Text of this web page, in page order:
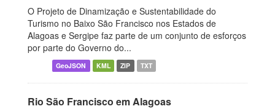
O Projeto de Dinamização e Sustentabilidade do
Turismo no Baixo São Francisco nos Estados de
Alagoas e Sergipe faz parte de um conjunto de esforços
por parte do Governo do...
GeoJSON KML ZIP TXT
Rio São Francisco em Alagoas